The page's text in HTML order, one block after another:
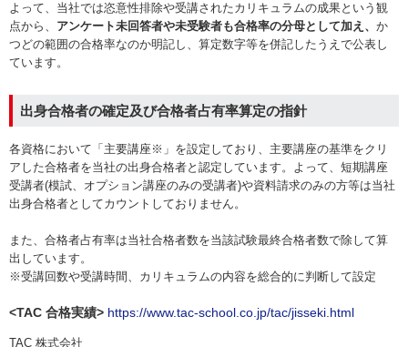
よって、当社では恣意性排除や受講されたカリキュラムの成果という観
点から、 アンケート未回答者や未受験者も合格率の分母として加え、 か
つどの範囲の合格率なのか明記し、算定数字等を併記したうえで公表し
ています。
出身合格者の確定及び合格者占有率算定の指針
各資格において「主要講座※」を設定しており、主要講座の基準をクリ
アした合格者を当社の出身合格者と認定しています。よって、短期講座
受講者(模試、オプション講座のみの受講者)や資料請求のみの方等は当社
出身合格者としてカウントしておりません。
また、合格者占有率は当社合格者数を当該試験最終合格者数で除して算
出しています。
※受講回数や受講時間、カリキュラムの内容を総合的に判断して設定
<TAC 合格実績> https://www.tac-school.co.jp/tac/jisseki.html
TAC 株式会社